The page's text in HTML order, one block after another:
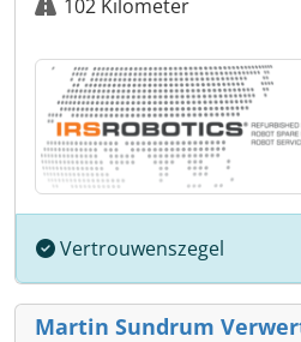
102 Kilometer
Vertrouwenszegel
Martin Sundrum